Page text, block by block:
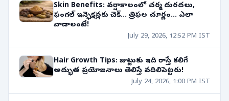
Skin Benefits: వర్షాకాలంలో చర్మ దురదలు,
ఫంగల్ ఇన్ఫెక్షన్లకు చెక్... త్రిఫల చూర్ణం... ఎలా
వాడాలంటే!
July 29, 2026, 12:52 PM IST
Hair Growth Tips: జుట్టుకు ఇది రాస్తే కలిగే
అద్భుత ప్రయోజనాలు తెలిస్తే వదిలిపెట్టరు!
July 24, 2026, 1:00 PM IST